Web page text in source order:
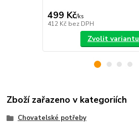
499 Kč/ks
412 Kč bez DPH
Zvolit variantu
Zboží zařazeno v kategoriích
Chovatelské potřeby